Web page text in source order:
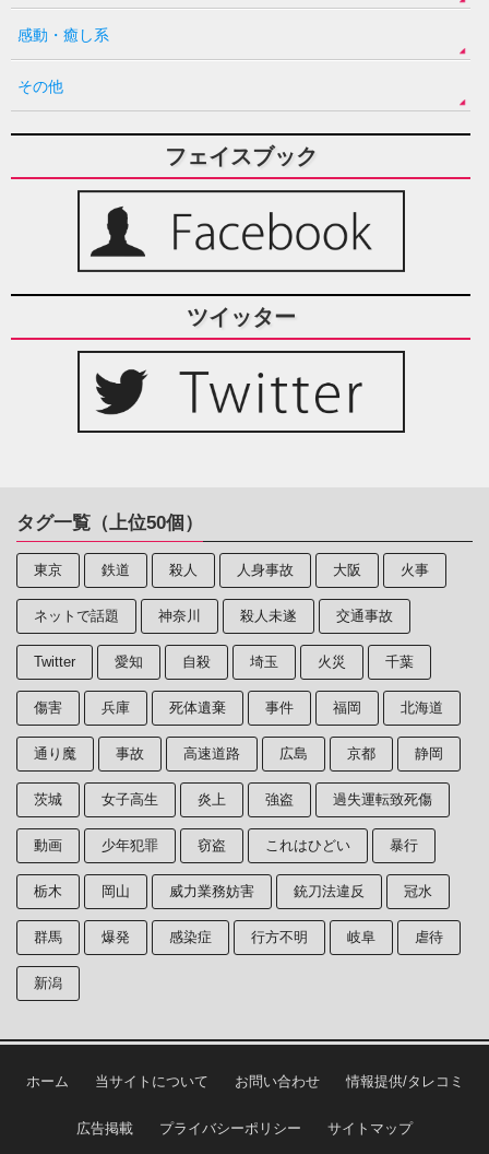
感動・癒し系
その他
フェイスブック
ツイッター
タグ一覧（上位50個）
東京 鉄道 殺人 人身事故 大阪 火事
ネットで話題 神奈川 殺人未遂 交通事故
Twitter 愛知 自殺 埼玉 火災 千葉
傷害 兵庫 死体遺棄 事件 福岡 北海道
通り魔 事故 高速道路 広島 京都 静岡
茨城 女子高生 炎上 強盗 過失運転致死傷
動画 少年犯罪 窃盗 これはひどい 暴行
栃木 岡山 威力業務妨害 銃刀法違反 冠水
群馬 爆発 感染症 行方不明 岐阜 虐待
新潟
ホーム 当サイトについて お問い合わせ 情報提供/タレコミ
広告掲載 プライバシーポリシー サイトマップ